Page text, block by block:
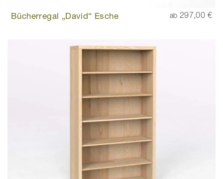
Bücherregal „David“ Esche ab 297,00 €